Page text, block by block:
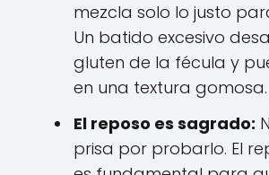
mezcla solo lo justo
Un batido excesivo
gluten de la fécula y
en una textura gomosa.
El reposo es sagrado:
prisa por probarlo. El